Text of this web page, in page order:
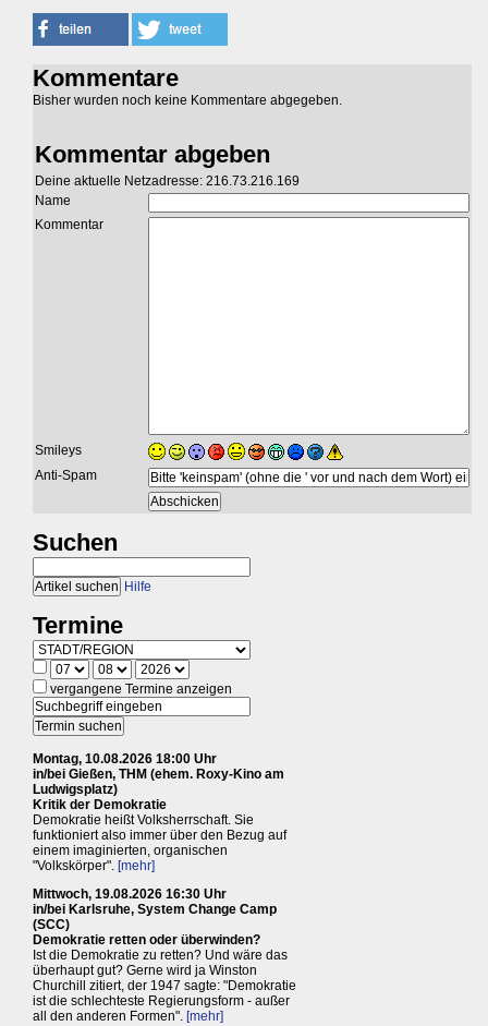
Kommentare
Bisher wurden noch keine Kommentare abgegeben.
Kommentar abgeben
Deine aktuelle Netzadresse: 216.73.216.169
Name
Kommentar
Smileys
Anti-Spam
Suchen
Hilfe
Termine
vergangene Termine anzeigen
Montag, 10.08.2026 18:00 Uhr
in/bei Gießen, THM (ehem. Roxy-Kino am
Ludwigsplatz)
Kritik der Demokratie
Demokratie heißt Volksherrschaft. Sie
funktioniert also immer über den Bezug auf
einem imaginierten, organischen
"Volkskörper". [mehr]
Mittwoch, 19.08.2026 16:30 Uhr
in/bei Karlsruhe, System Change Camp
(SCC)
Demokratie retten oder überwinden?
Ist die Demokratie zu retten? Und wäre das
überhaupt gut? Gerne wird ja Winston
Churchill zitiert, der 1947 sagte: "Demokratie
ist die schlechteste Regierungsform - außer
all den anderen Formen". [mehr]